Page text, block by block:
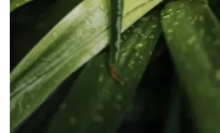
Mudas de arvores frutiferas para vaso
Mudas de plantas frutiferas para jardim
Mudas de plantas para paisagismo
Onde comprar grama em campinas
Paisagismo empresarial